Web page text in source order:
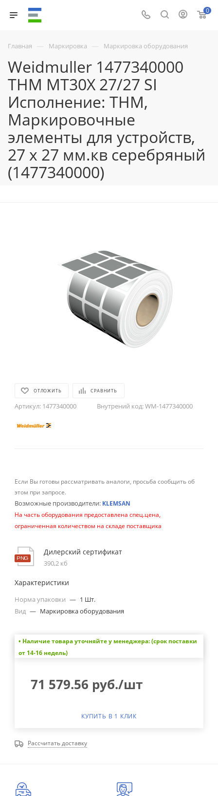
0
Главная — Маркировка — Маркировка оборудования
Weidmuller 1477340000
THM MT30X 27/27 SI
Исполнение: THM,
Маркировочные
элементы для устройств,
27 x 27 мм.кв серебряный
(1477340000)
ОТЛОЖИТЬ СРАВНИТЬ
Артикул: 1477340000 Внутрений код:WM-1477340000
Если Вы готовы рассматривать аналоги, просьба сообщить об
этом при запросе.
Возможные производители: KLEMSAN
На часть оборудования предоставлена спец.цена,
ограниченная количеством на складе поставщика
Дилерский сертификат
390,2 кб
Характеристики
Норма упаковки — 1 Шт.
Вид — Маркировка оборудования
• Наличие товара уточняйте у менеджера: (срок поставки
от 14-16 недель)
71 579.56 руб./шт
КУПИТЬ В 1 КЛИК
Рассчитать доставку